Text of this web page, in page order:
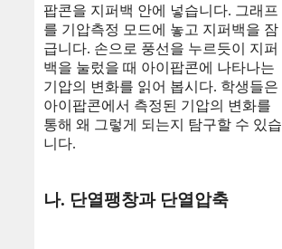
팝콘을 지퍼백 안에 넣습니다. 그래프
를 기압측정 모드에 놓고 지퍼백을 잠
급니다. 손으로 풍선을 누르듯이 지퍼
백을 눌렀을 때 아이팝콘에 나타나는
기압의 변화를 읽어 봅시다. 학생들은
아이팝콘에서 측정된 기압의 변화를
통해 왜 그렇게 되는지 탐구할 수 있습
니다.
나. 단열팽창과 단열압축